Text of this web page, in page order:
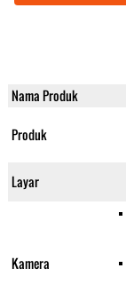
Nama Produk
Produk
Layar
Kamera